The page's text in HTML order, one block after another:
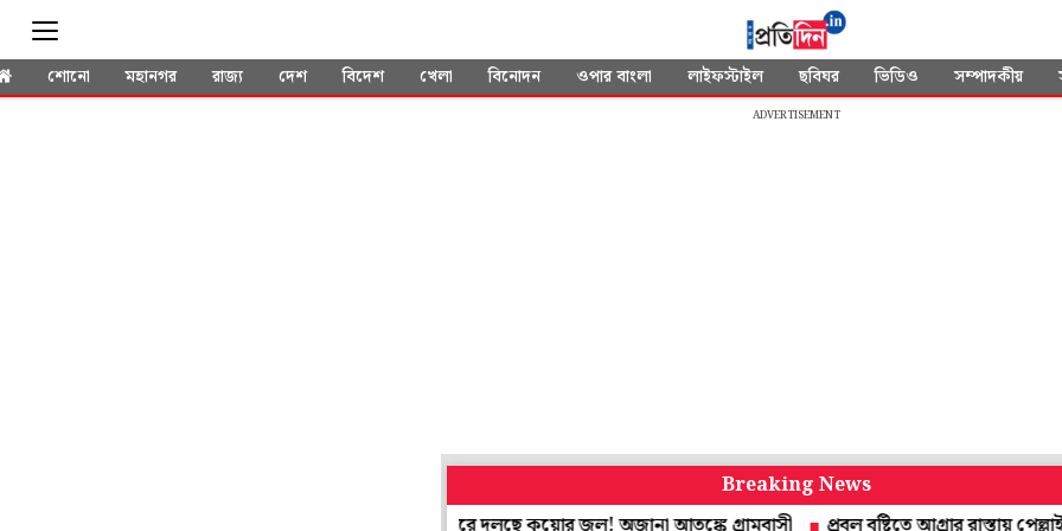
শোনো মহানগর রাজ্য দেশ বিদেশ খেলা বিনোদন ওপার বাংলা লাইফস্টাইল ছবিঘর ভিডিও সম্পাদকীয়
ADVERTISEMENT
Breaking News